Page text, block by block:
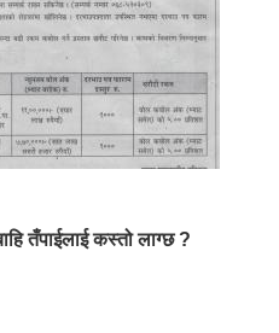
तँपाईलाई कस्तो लाग्छ ?